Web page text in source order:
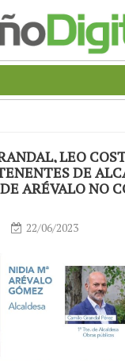
LEO
DE
ARÉVALO NO
22/06/2023